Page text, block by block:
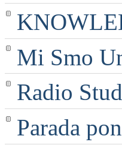
Mi Smo
Radio
Parada